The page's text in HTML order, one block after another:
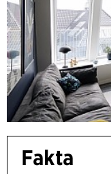
Fakta